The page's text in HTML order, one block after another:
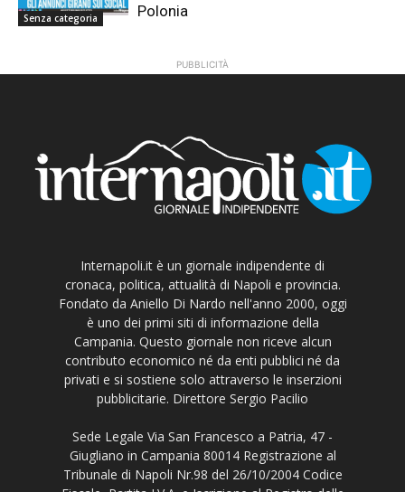
Senza categoria
Polonia
PUBBLICITÀ
Internapoli.it è un giornale indipendente di
cronaca, politica, attualità di Napoli e provincia.
Fondato da Aniello Di Nardo nell'anno 2000, oggi
è uno dei primi siti di informazione della
Campania. Questo giornale non riceve alcun
contributo economico né da enti pubblici né da
privati e si sostiene solo attraverso le inserzioni
pubblicitarie. Direttore Sergio Pacilio
Sede Legale Via San Francesco a Patria, 47 -
Giugliano in Campania 80014 Registrazione al
Tribunale di Napoli Nr.98 del 26/10/2004 Codice